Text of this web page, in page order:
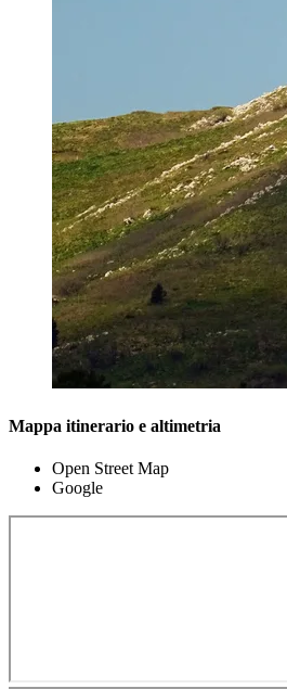
Mappa itinerario e altimetria
Open Street Map
Google